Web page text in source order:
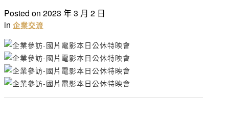
Posted on 2023 年 3 月 2 日
in 企業交流